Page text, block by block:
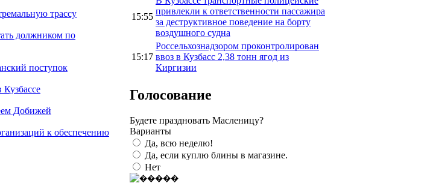
трассу
должником по
поступок
Добижей
к обеспечению
15:55
привлекли к ответственности пассажира
за деструктивное поведение на борту
воздушного судна
15:17
Россельхознадзором проконтролирован
ввоз в Кузбасс 2,38 тонн ягод из
Киргизии
Голосование
Будете праздновать Масленицу?
Варианты
Да, всю неделю!
Да, если куплю блины в магазине.
Нет